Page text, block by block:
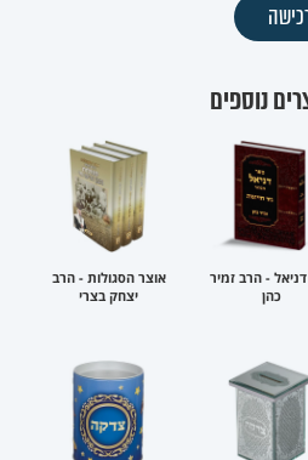
נוספים
- הרב זמיר
כהן
אוצר הסגולות - הרב
יצחק בצרי